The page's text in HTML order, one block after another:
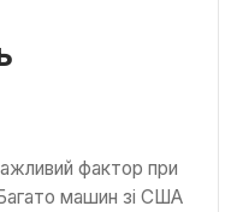
фактор при
машин зі США